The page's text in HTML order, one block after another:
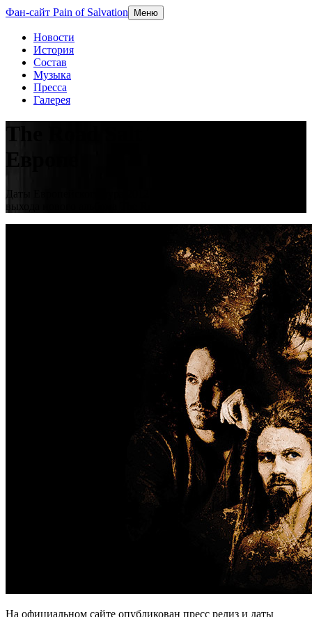
Фан-сайт Pain of Salvation Меню
Новости
История
Состав
Музыка
Пресса
Галерея
The Road Salt Two Tour по
Европе
Даты Европейского тура 2012 группы Pain of Salvation в честь
выхода нового альбома The Road Salt Two Tour
На официальном сайте опубликован пресс релиз и даты